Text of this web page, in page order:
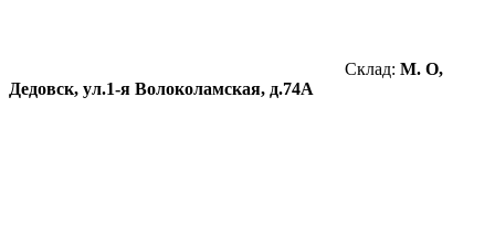
Склад: М. О,
Дедовск, ул.1-я Волоколамская, д.74А